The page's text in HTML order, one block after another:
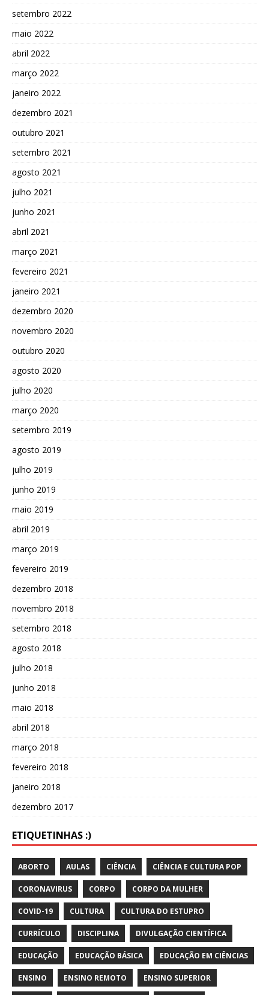
setembro 2022
maio 2022
abril 2022
março 2022
janeiro 2022
dezembro 2021
outubro 2021
setembro 2021
agosto 2021
julho 2021
junho 2021
abril 2021
março 2021
fevereiro 2021
janeiro 2021
dezembro 2020
novembro 2020
outubro 2020
agosto 2020
julho 2020
março 2020
setembro 2019
agosto 2019
julho 2019
junho 2019
maio 2019
abril 2019
março 2019
fevereiro 2019
dezembro 2018
novembro 2018
setembro 2018
agosto 2018
julho 2018
junho 2018
maio 2018
abril 2018
março 2018
fevereiro 2018
janeiro 2018
dezembro 2017
ETIQUETINHAS :)
ABORTO AULAS CIÊNCIA CIÊNCIA E CULTURA POP
CORONAVIRUS CORPO CORPO DA MULHER
COVID-19 CULTURA CULTURA DO ESTUPRO
CURRÍCULO DISCIPLINA DIVULGAÇÃO CIENTÍFICA
EDUCAÇÃO EDUCAÇÃO BÁSICA EDUCAÇÃO EM CIÊNCIAS
ENSINO ENSINO REMOTO ENSINO SUPERIOR